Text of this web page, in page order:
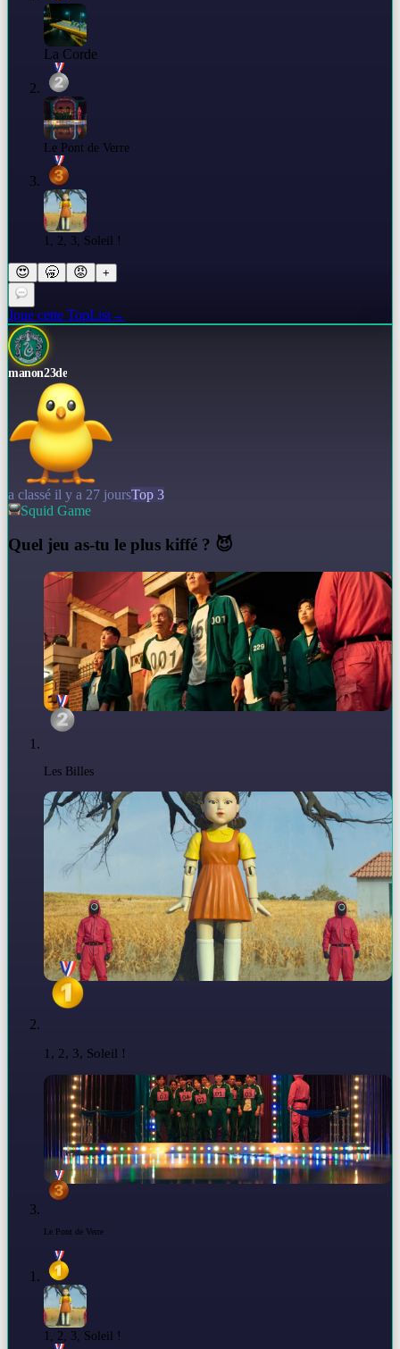
La Corde
Le Pont de Verre
1, 2, 3, Soleil !
😍 🥱 😡 +
Joue cette TopList→
manon23de
a classé il y a 27 joursTop 3
Squid Game
Quel jeu as-tu le plus kiffé ? 😈
Les Billes
1, 2, 3, Soleil !
Le Pont de Verre
1, 2, 3, Soleil !